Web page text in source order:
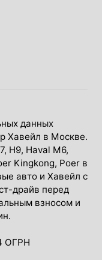
данных
Хавейл в Москве.
Н9, Haval М6,
Kingkong, Poer в
авто и Хавейл с
драйв перед
взносом и
ОГРН